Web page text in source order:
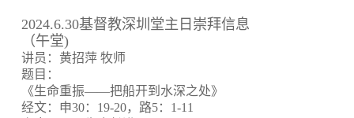
2024.6.30基督教深圳堂主日崇拜信息
（午堂)
讲员：黄招萍 牧师
题目：
《生命重振——把船开到水深之处》
经文：申30：19-20，路5：1-11